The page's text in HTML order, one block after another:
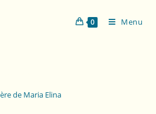
0 Menu
de Maria Elina